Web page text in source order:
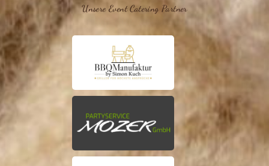
Unsere Event Catering Partner